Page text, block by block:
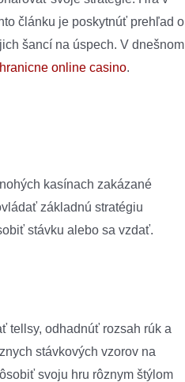
článku je poskytnúť prehľad o
šancí na úspech. V dnešnom
online casino.
kasínach zakázané
základnú stratégiu
stávku alebo sa vzdať.
tellsy, odhadnúť rozsah rúk a
stávkových vzorov na
svoju hru rôznym štýlom